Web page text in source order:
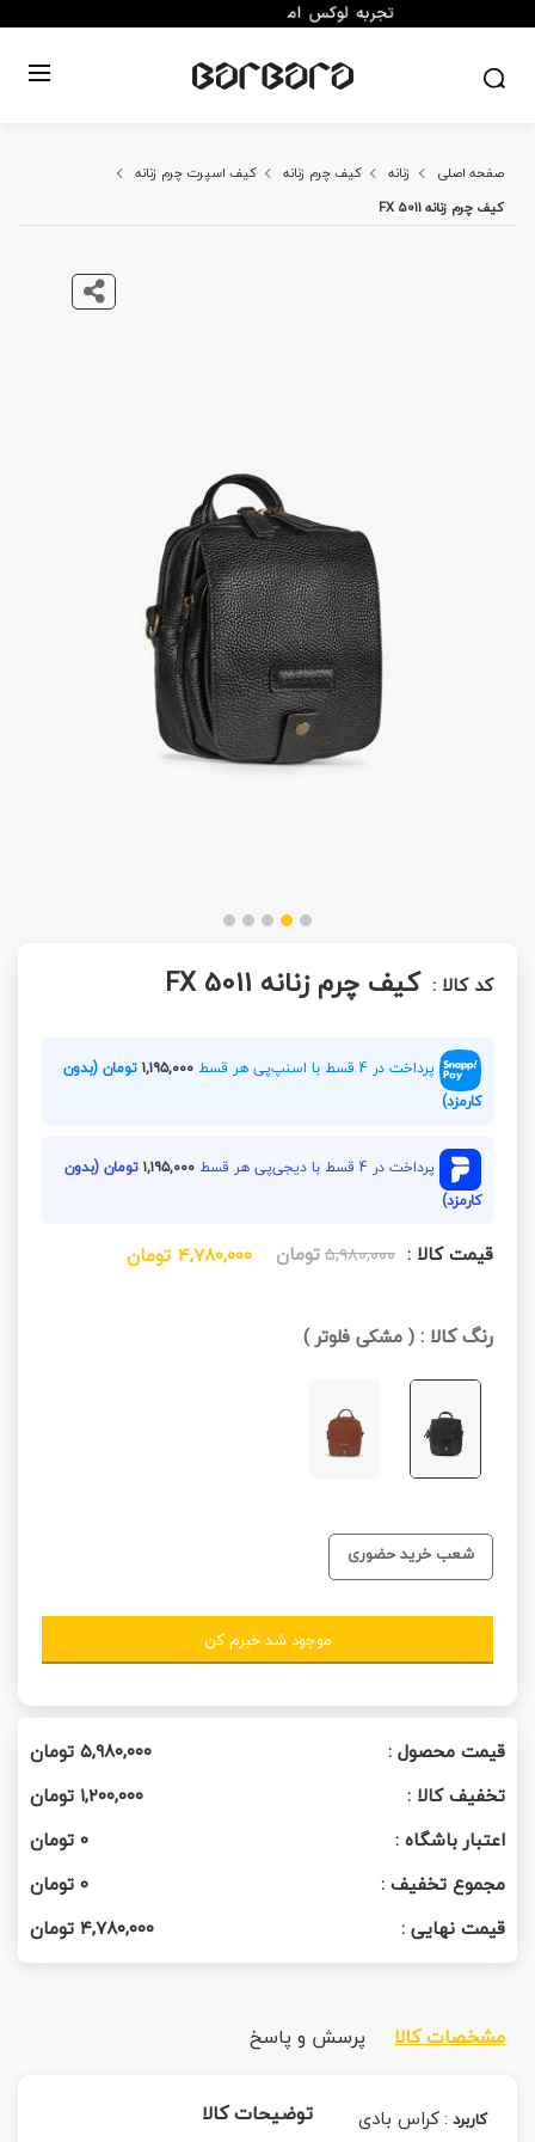
صفحه اصلی زنانه کیف چرم زنانه
کیف اسپرت چرم زنانه
کیف چرم زنانه FX 5011
کد کالا : کیف چرم زنانه FX 5011
پرداخت در 4 قسط با اسنپ‌پی هر قسط ۱,۱۹۵,۰۰۰تومان (بدون
کارمزد)
پرداخت در 4 قسط با دیجی‌پی هر قسط ۱,۱۹۵,۰۰۰تومان (بدون
کارمزد)
قیمت کالا : ۵,۹۸۰,۰۰۰تومان ۴,۷۸۰,۰۰۰ تومان
رنگ کالا :(مشکی فلوتر )
شعب خرید حضوری
موجود شد خبرم کن
قیمت محصول : ۵,۹۸۰,۰۰۰تومان
تخفیف کالا :
۱,۲۰۰,۰۰۰ تومان
اعتبار باشگاه :
0تومان
مجموع تخفیف :
0تومان
قیمت نهایی :
۴,۷۸۰,۰۰۰تومان
مشخصات کالا پرسش و پاسخ
کاربرد :کراس بادی
توضیحات کالا